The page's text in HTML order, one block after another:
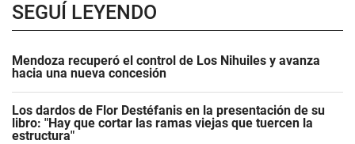
SEGUÍ LEYENDO
Mendoza recuperó el control de Los Nihuiles y avanza
hacia una nueva concesión
Los dardos de Flor Destéfanis en la presentación de su
libro: "Hay que cortar las ramas viejas que tuercen la
estructura"